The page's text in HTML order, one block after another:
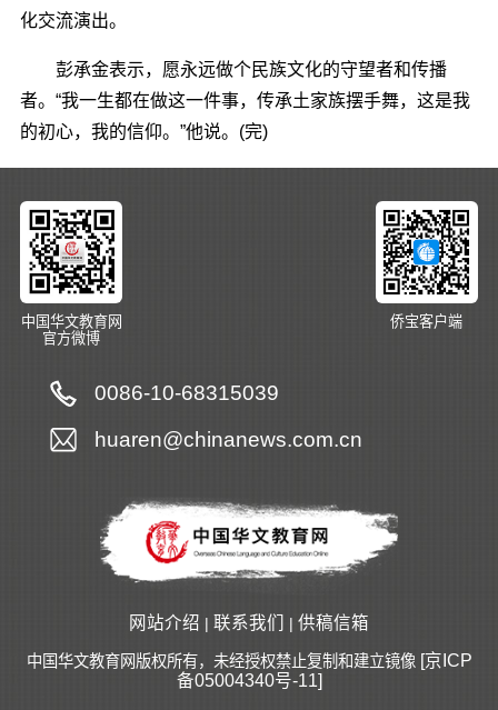
化交流演出。
彭承金表示，愿永远做个民族文化的守望者和传播
者。“我一生都在做这一件事，传承土家族摆手舞，这是我
的初心，我的信仰。”他说。(完)
中国华文教育网
官方微博
侨宝客户端
0086-10-68315039
huaren@chinanews.com.cn
网站介绍 | 联系我们 | 供稿信箱
中国华文教育网版权所有，未经授权禁止复制和建立镜像 [京ICP
备05004340号-11]